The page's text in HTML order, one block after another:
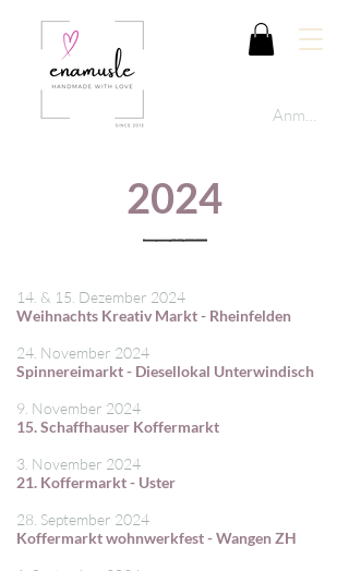
Anmelden
2024
14. & 15. Dezember 2024
Weihnachts Kreativ Markt - Rheinfelden
24. November 2024
Spinnereimarkt - Diesellokal Unterwindisch
9. November 2024
15. Schaffhauser Koffermarkt
3. November 2024
21. Koffermarkt - Uster
28. September 2024
Koffermarkt wohnwerkfest - Wangen ZH